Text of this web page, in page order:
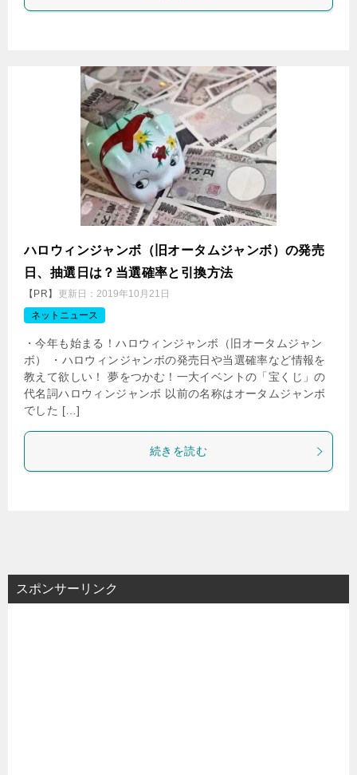
ハロウィンジャンボ（旧オータムジャンボ）の発売
日、抽選日は？当選確率と引換方法
【PR】 更新日： 2019年10月21日
ネットニュース
・今年も始まる！ハロウィンジャンボ（旧オータムジャン
ボ） ・ハロウィンジャンボの発売日や当選確率など情報を
教えて欲しい！ 夢をつかむ！一大イベントの「宝くじ」の
代名詞ハロウィンジャンボ 以前の名称はオータムジャンボ
でした […]
続きを読む
スポンサーリンク